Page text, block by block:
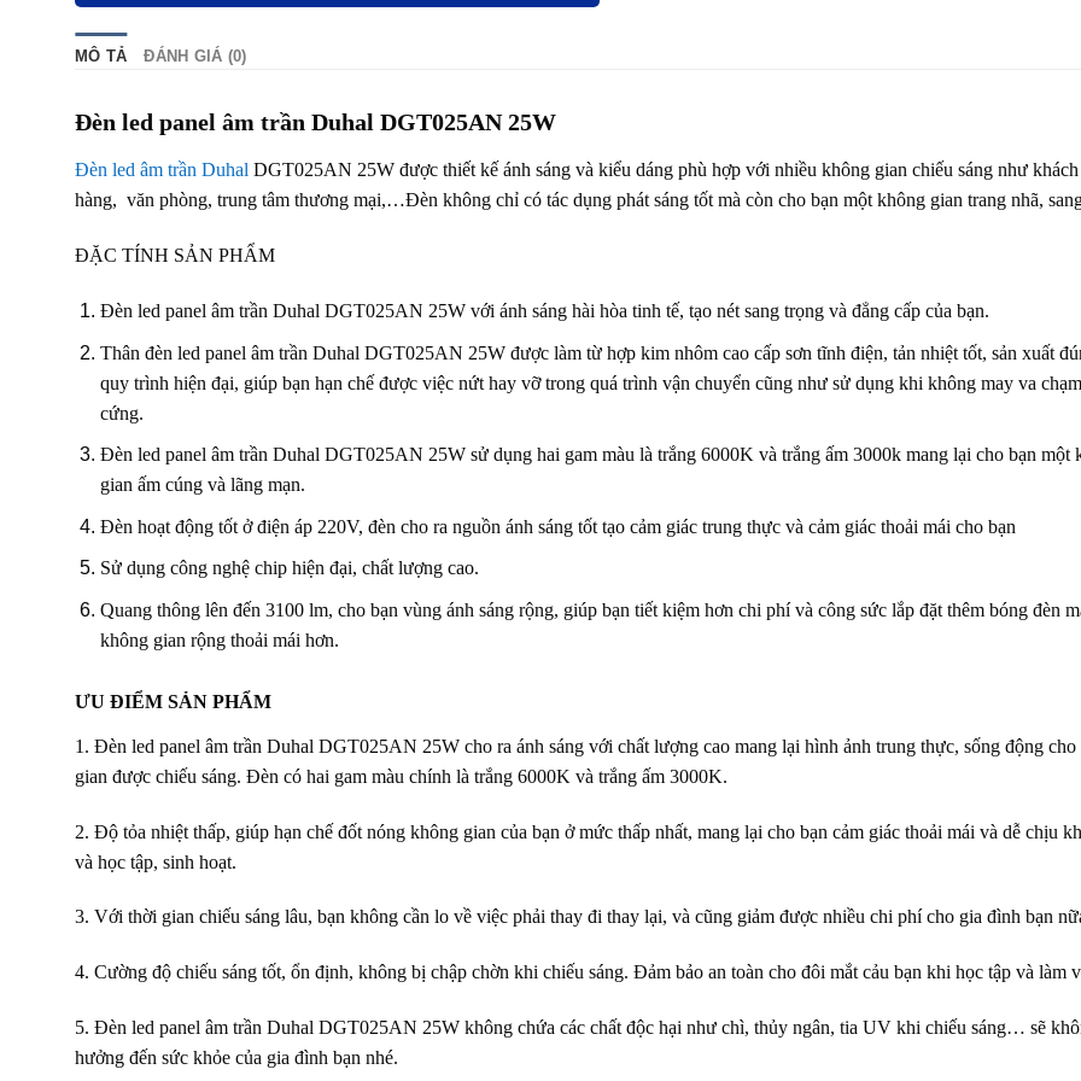
MÔ TẢ ĐÁNH GIÁ (0)
Đèn led panel âm trần Duhal DGT025AN 25W
Đèn led âm trần Duhal DGT025AN 25W được thiết kế ánh sáng và kiểu dáng phù hợp với nhiều không gian chiếu sáng như khách
hàng, văn phòng, trung tâm thương mại,…Đèn không chỉ có tác dụng phát sáng tốt mà còn cho bạn một không gian trang nhã,
ĐẶC TÍNH SẢN PHẨM
Đèn led panel âm trần Duhal DGT025AN 25W với ánh sáng hài hòa tinh tế, tạo nét sang trọng và đẳng cấp của bạn.
Thân đèn led panel âm trần Duhal DGT025AN 25W được làm từ hợp kim nhôm cao cấp sơn tĩnh điện, tản nhiệt tốt, sản xuất
quy trình hiện đại, giúp bạn hạn chế được việc nứt hay vỡ trong quá trình vận chuyển cũng như sử dụng khi không may va
cứng.
Đèn led panel âm trần Duhal DGT025AN 25W sử dụng hai gam màu là trắng 6000K và trắng ấm 3000k mang lại cho bạn một
gian ấm cúng và lãng mạn.
Đèn hoạt động tốt ở điện áp 220V, đèn cho ra nguồn ánh sáng tốt tạo cảm giác trung thực và cảm giác thoải mái cho bạn
Sử dụng công nghệ chip hiện đại, chất lượng cao.
Quang thông lên đến 3100 lm, cho bạn vùng ánh sáng rộng, giúp bạn tiết kiệm hơn chi phí và công sức lắp đặt thêm bóng đèn
không gian rộng thoải mái hơn.
ƯU ĐIỂM SẢN PHẨM
1. Đèn led panel âm trần Duhal DGT025AN 25W cho ra ánh sáng với chất lượng cao mang lại hình ảnh trung thực, sống động cho
gian được chiếu sáng. Đèn có hai gam màu chính là trắng 6000K và trắng ấm 3000K.
2. Độ tỏa nhiệt thấp, giúp hạn chế đốt nóng không gian của bạn ở mức thấp nhất, mang lại cho bạn cảm giác thoải mái và dễ chịu
và học tập, sinh hoạt.
3. Với thời gian chiếu sáng lâu, bạn không cần lo về việc phải thay đi thay lại, và cũng giảm được nhiều chi phí cho gia đình bạn
4. Cường độ chiếu sáng tốt, ổn định, không bị chập chờn khi chiếu sáng. Đảm bảo an toàn cho đôi mắt cảu bạn khi học tập và làm
5. Đèn led panel âm trần Duhal DGT025AN 25W không chứa các chất độc hại như chì, thủy ngân, tia UV khi chiếu sáng… sẽ
hưởng đến sức khỏe của gia đình bạn nhé.